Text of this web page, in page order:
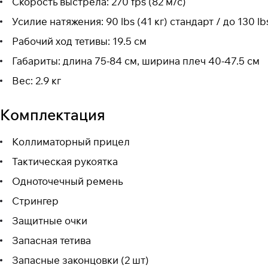
Усилие натяжения: 90 lbs (41 кг) стандарт / до 130
Рабочий ход тетивы: 19.5 см
Габариты: длина 75-84 см, ширина плеч 40-47.5 см
Вес: 2.9 кг
Комплектация
Коллиматорный прицел
Тактическая рукоятка
Одноточечный ремень
Стрингер
Защитные очки
Запасная тетива
Запасные законцовки (2 шт)